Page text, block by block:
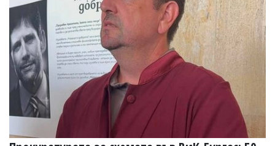
УКРАЙНА
СПОРТ
РАЗСЛЕДВАНЕ
БИЗНЕС
ЮГ
Управители:
Василев,
email: